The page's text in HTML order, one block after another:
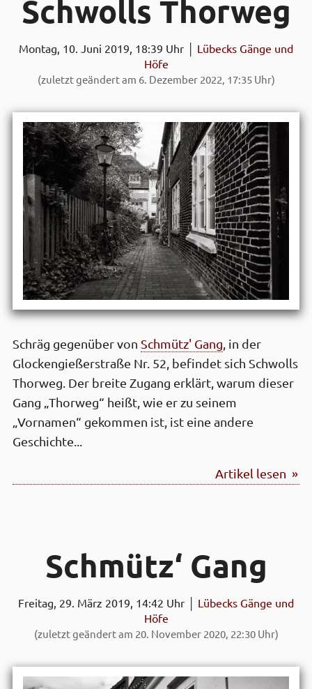
Schwolls Thor­weg
Montag, 10. Juni 2019, 18:39 Uhr │ Lübecks Gänge und
Höfe
(zuletzt geändert am 6. Dezember 2022, 17:35 Uhr)
Schräg gegenüber von Schmütz' Gang, in der
Glockengießerstraße Nr. 52, befindet sich Schwolls
Thorweg. Der breite Zugang erklärt, warum dieser
Gang „Thorweg“ heißt, wie er zu seinem
„Vornamen“ gekommen ist, ist eine andere
Geschichte...
Artikel lesen »
Schmütz‘ Gang
Freitag, 29. März 2019, 14:42 Uhr │ Lübecks Gänge und
Höfe
(zuletzt geändert am 20. November 2020, 22:30 Uhr)